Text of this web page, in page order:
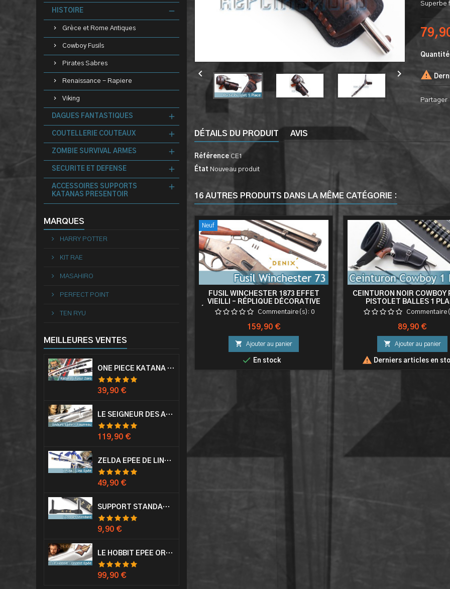
HISTOIRE
Grèce et Rome Antiques
Cowboy Fusils
Pirates Sabres
Renaissance - Rapiere
Viking
DAGUES FANTASTIQUES
COUTELLERIE COUTEAUX
ZOMBIE SURVIVAL ARMES
SECURITE ET DEFENSE
ACCESSOIRES SUPPORTS
KATANAS PRESENTOIR
MARQUES
HARRY POTTER
KIT RAE
MASAHIRO
PERFECT POINT
TEN RYU
MEILLEURES VENTES
ONE PIECE KATANA ZORO RORONOA SHUSUI EPÉE SABRE ACIER
Prix
39,90 €
LE SEIGNEUR DES ANNEAUX EPÉE ANDURIL ARAGORN
Prix
119,90 €
ZELDA EPÉE DE LINK AVEC FOURREAU MASTER SWORD EPEE
Prix
49,90 €
SUPPORT STANDARD KATANA EPÉE
Prix
9,90 €
LE HOBBIT EPÉE ORCRIST EPÉE DE THORIN SABRE + PLAQUE MURALE EN BOIS
Prix
99,90 €
 
Superbe
Quantité

Partager
DÉTAILS DU PRODUIT AVIS
Référence CE1
État Nouveau produit
16 AUTRES PRODUITS DANS LA MÊME CATÉGORIE :
Neuf
FUSIL WINCHESTER 1873 EFFET
VIEILLI – RÉPLIQUE DÉCORATIVE
ÉJECTABLE AVEC 3 BALLES FACTICE
Commentaire(s): 0
Prix
159,90 €
 Ajouter au panier
 En stock
CEINTURON NOIR COWBOY
PISTOLET BALLES 1
Prix
89,90 €
 Ajouter au panier
 Derniers articles en